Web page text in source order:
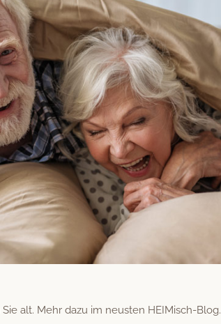
alt. Mehr dazu im neusten HEIMisch-Blog.